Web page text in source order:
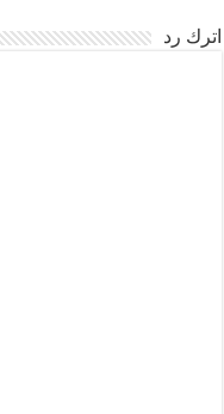
اترك رد